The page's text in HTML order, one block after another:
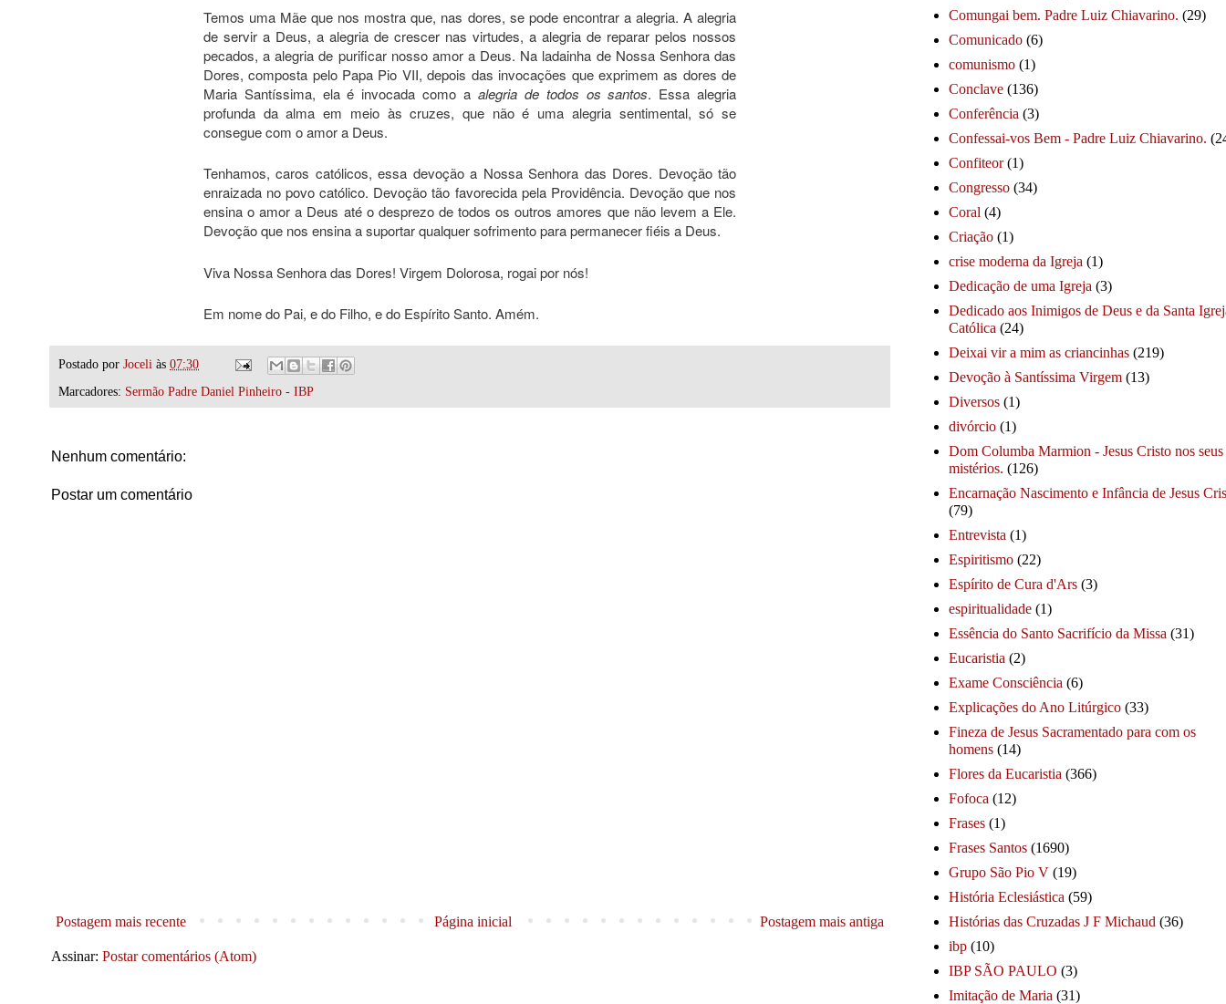
Temos uma Mãe que nos mostra que, nas dores, se pode encontrar a alegria. A alegria
de servir a Deus, a alegria de crescer nas virtudes, a alegria de reparar pelos nossos
pecados, a alegria de purificar nosso amor a Deus. Na ladainha de Nossa Senhora das
Dores, composta pelo Papa Pio VII, depois das invocações que exprimem as dores de
Maria Santíssima, ela é invocada como a alegria de todos os santos. Essa alegria
profunda da alma em meio às cruzes, que não é uma alegria sentimental, só se
consegue com o amor a Deus.
Tenhamos, caros católicos, essa devoção a Nossa Senhora das Dores. Devoção tão
enraizada no povo católico. Devoção tão favorecida pela Providência. Devoção que nos
ensina o amor a Deus até o desprezo de todos os outros amores que não levem a Ele.
Devoção que nos ensina a suportar qualquer sofrimento para permanecer fiéis a Deus.
Viva Nossa Senhora das Dores! Virgem Dolorosa, rogai por nós!
Em nome do Pai, e do Filho, e do Espírito Santo. Amém.
Postado por Joceli às 07:30
Marcadores: Sermão Padre Daniel Pinheiro - IBP
Nenhum comentário:
Postar um comentário
Postagem mais recente Postagem mais antiga
Página inicial
Assinar: Postar comentários (Atom)
Comungai bem. Padre Luiz Chiavarino. (29)
Comunicado (6)
comunismo (1)
Conclave (136)
Conferência (3)
Confessai-vos Bem - Padre Luiz Chiavarino.
Confiteor (1)
Congresso (34)
Coral (4)
Criação (1)
crise moderna da Igreja (1)
Dedicação de uma Igreja (3)
Dedicado aos Inimigos de Deus e da Santa
Católica (24)
Deixai vir a mim as criancinhas (219)
Devoção à Santíssima Virgem (13)
Diversos (1)
divórcio (1)
Dom Columba Marmion - Jesus Cristo nos seus
mistérios. (126)
Encarnação Nascimento e Infância de Jesus
(79)
Entrevista (1)
Espiritismo (22)
Espírito de Cura d'Ars (3)
espiritualidade (1)
Essência do Santo Sacrifício da Missa (31)
Eucaristia (2)
Exame Consciência (6)
Explicações do Ano Litúrgico (33)
Fineza de Jesus Sacramentado para com os
homens (14)
Flores da Eucaristia (366)
Fofoca (12)
Frases (1)
Frases Santos (1690)
Grupo São Pio V (19)
História Eclesiástica (59)
Histórias das Cruzadas J F Michaud (36)
ibp (10)
IBP SÃO PAULO (3)
Imitação de Maria (31)